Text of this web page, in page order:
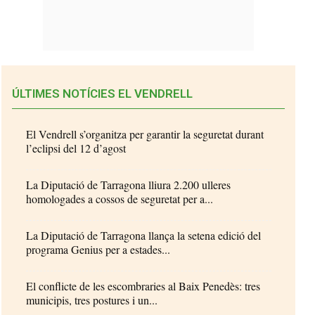
ÚLTIMES NOTÍCIES EL VENDRELL
El Vendrell s’organitza per garantir la seguretat durant
l’eclipsi del 12 d’agost
La Diputació de Tarragona lliura 2.200 ulleres
homologades a cossos de seguretat per a...
La Diputació de Tarragona llança la setena edició del
programa Genius per a estades...
El conflicte de les escombraries al Baix Penedès: tres
municipis, tres postures i un...